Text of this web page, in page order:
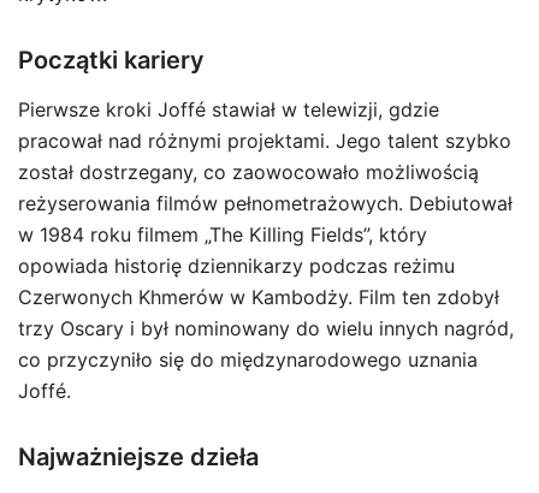
Początki kariery
Pierwsze kroki Joffé stawiał w telewizji, gdzie
pracował nad różnymi projektami. Jego talent szybko
został dostrzegany, co zaowocowało możliwością
reżyserowania filmów pełnometrażowych. Debiutował
w 1984 roku filmem „The Killing Fields”, który
opowiada historię dziennikarzy podczas reżimu
Czerwonych Khmerów w Kambodży. Film ten zdobył
trzy Oscary i był nominowany do wielu innych nagród,
co przyczyniło się do międzynarodowego uznania
Joffé.
Najważniejsze dzieła